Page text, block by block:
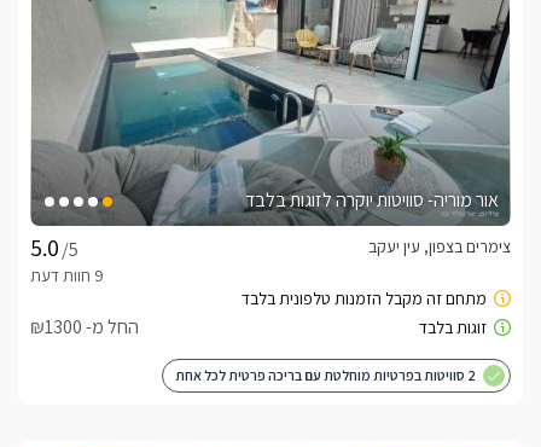
אור מוריה- סוויטות יוקרה לזוגות בלבד
/5
צימרים בצפון, עין יעקב
החל מ- ₪1300
2 סוויטות בפרטיות מוחלטת עם בריכה פרטית לכל אחת